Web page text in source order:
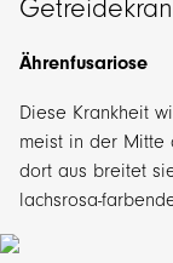
Ährenfusariose
Diese Krankheit
meist in der Mitte
dort aus breitet
lachsrosa-